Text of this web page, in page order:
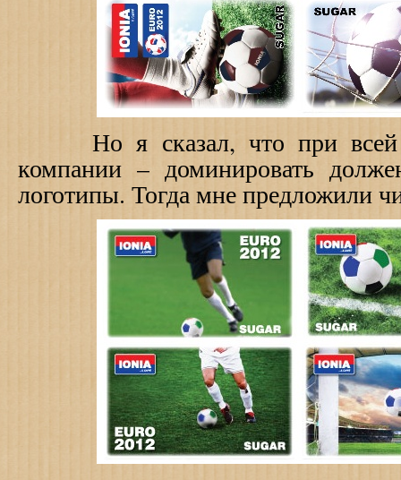
Но я сказал, что при всей
компании – доминировать
логотипы. Тогда мне предложили